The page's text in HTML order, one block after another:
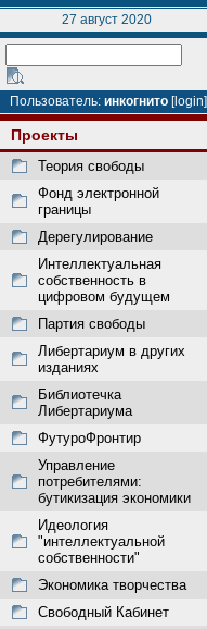
27 август 2020
Пользователь: инкогнито [login]
Проекты
Теория свободы
Фонд электронной
границы
Дерегулирование
Интеллектуальная
собственность в
цифровом будущем
Партия свободы
Либертариум в других
изданиях
Библиотечка
Либертариума
ФутуроФронтир
Управление
потребителями:
бутикизация экономики
Идеология
"интеллектуальной
собственности"
Экономика творчества
Свободный Кабинет